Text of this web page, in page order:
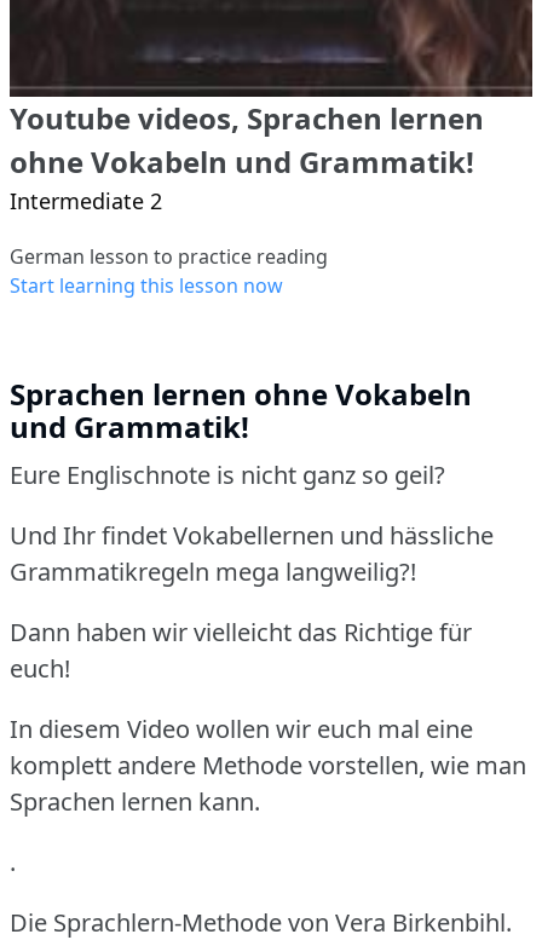
Youtube videos, Sprachen lernen
ohne Vokabeln und Grammatik!
Intermediate 2
German lesson to practice reading
Start learning this lesson now
Sprachen lernen ohne Vokabeln
und Grammatik!
Eure Englischnote is nicht ganz so geil?
Und Ihr findet Vokabellernen und hässliche
Grammatikregeln mega langweilig?!
Dann haben wir vielleicht das Richtige für
euch!
In diesem Video wollen wir euch mal eine
komplett andere Methode vorstellen, wie man
Sprachen lernen kann.
.
Die Sprachlern-Methode von Vera Birkenbihl.